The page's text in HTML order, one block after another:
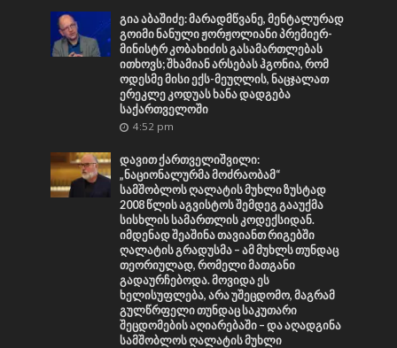
გია აბაშიძე: მარადმწვანე, მენტალურად
გოიმი ნანული ჟორჟოლიანი პრემიერ-
მინისტრ კობახიძის გასამართლებას
ითხოვს; შხამიან არსებას ჰგონია, რომ
ოდესმე მისი ექს-მეუღლის, ნაცჯალათ
ერეკლე კოდუას ხანა დადგება
საქართველოში
4:52 pm
დავით ქართველიშვილი:
„ნაციონალურმა მოძრაობამ“
სამშობლოს ღალატის მუხლი ზუსტად
2008 წლის აგვისტოს შემდეგ გააუქმა
სისხლის სამართლის კოდექსიდან.
იმდენად შეაშინა თავიანთ რიგებში
ღალატის გრადუსმა – ამ მუხლს თუნდაც
თეორიულად, რომელი მათგანი
გადაურჩებოდა. მოვიდა ეს
ხელისუფლება, არა უშეცდომო, მაგრამ
გულწრფელი თუნდაც საკუთარი
შეცდომების აღიარებაში – და აღადგინა
სამშობლოს ღალატის მუხლი